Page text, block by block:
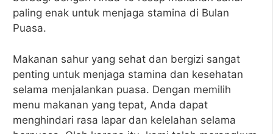
paling enak untuk menjaga stamina di Bulan
Puasa.
Makanan sahur yang sehat dan bergizi sangat
penting untuk menjaga stamina dan kesehatan
selama menjalankan puasa. Dengan memilih
menu makanan yang tepat, Anda dapat
menghindari rasa lapar dan kelelahan selama